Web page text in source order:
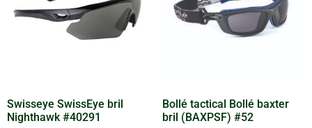
Swisseye SwissEye bril
Nighthawk #40291
Bollé tactical Bollé baxter
bril (BAXPSF) #52